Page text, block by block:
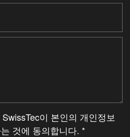
이 본인의 개인정보
것에 동의합니다. *